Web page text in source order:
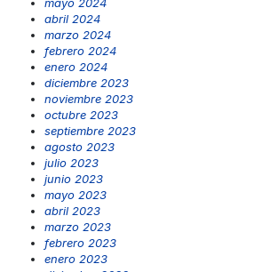
mayo 2024
abril 2024
marzo 2024
febrero 2024
enero 2024
diciembre 2023
noviembre 2023
octubre 2023
septiembre 2023
agosto 2023
julio 2023
junio 2023
mayo 2023
abril 2023
marzo 2023
febrero 2023
enero 2023